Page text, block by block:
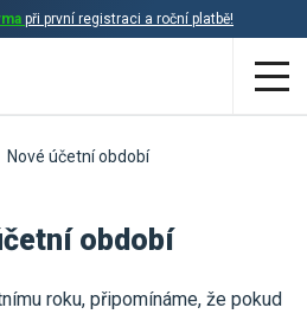
při první registraci a roční platbě!
Nové účetní období
období
roku, připomínáme, že pokud